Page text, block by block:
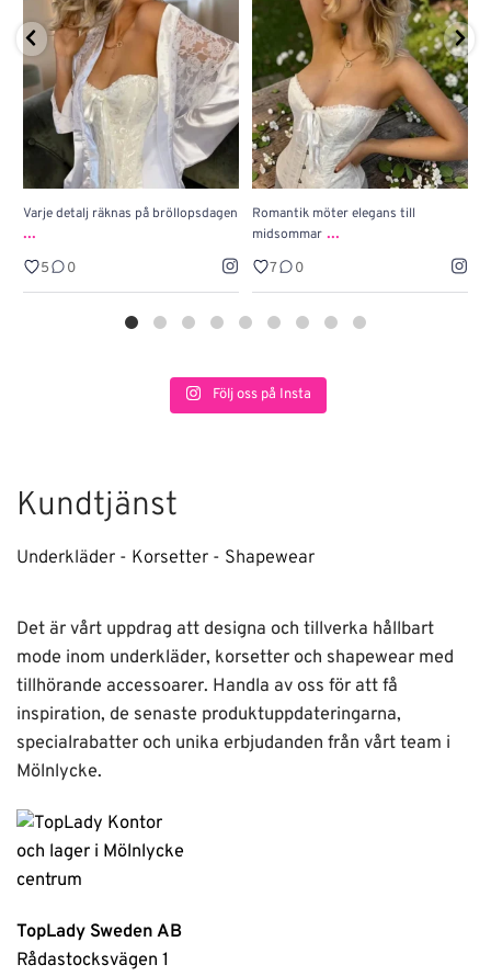
Varje detalj räknas på bröllopsdagen
...
5 0
Romantik möter elegans till
midsommar ...
7 0
Följ oss på Insta
Kundtjänst
Underkläder - Korsetter - Shapewear
Det är vårt uppdrag att designa och tillverka hållbart
mode inom underkläder, korsetter och shapewear med
tillhörande accessoarer. Handla av oss för att få
inspiration, de senaste produktuppdateringarna,
specialrabatter och unika erbjudanden från vårt team i
Mölnlycke.
TopLady Sweden AB
Rådastocksvägen 1